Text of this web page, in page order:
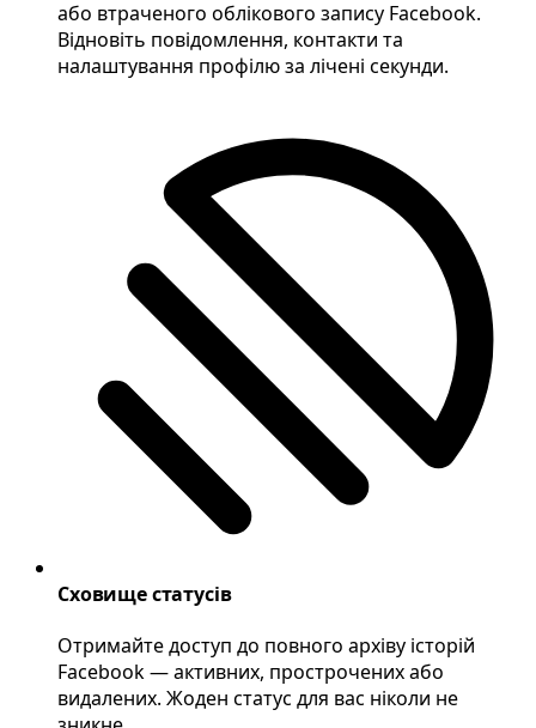
або втраченого облікового запису Facebook.
Відновіть повідомлення, контакти та
налаштування профілю за лічені секунди.
Сховище статусів
Отримайте доступ до повного архіву історій
Facebook — активних, прострочених або
видалених. Жоден статус для вас ніколи не